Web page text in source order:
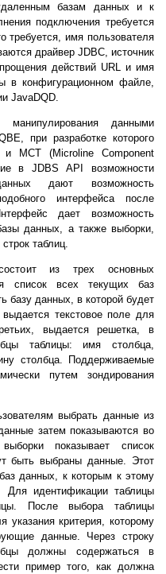
базам данных и к
подключения требуется
требуется, имя пользователя
драйвер JDBC, источник
действий URL и имя
в конфигурационном файле,
JavaDQD.
данными
при разработке которого
MCT (Microline Component
в JDBS API возможности
дают возможность
интерфейса после
дает возможность
данных, а также выборки,
таблиц.
из трех основных
список всех текущих баз
базу данных, в которой будет
текстовое поле для
выдается решетка, в
таблицы: имя столбца,
столбца. Поддерживаемые
путем зондирования
выбрать данные из
затем показываются во
показывает список
быть выбраны данные. Этот
данных, к которым к этому
Для идентификации таблицы
После выбора таблицы
указания критерия, которому
данные. Через строку
должны содержаться в
пример того, как должна